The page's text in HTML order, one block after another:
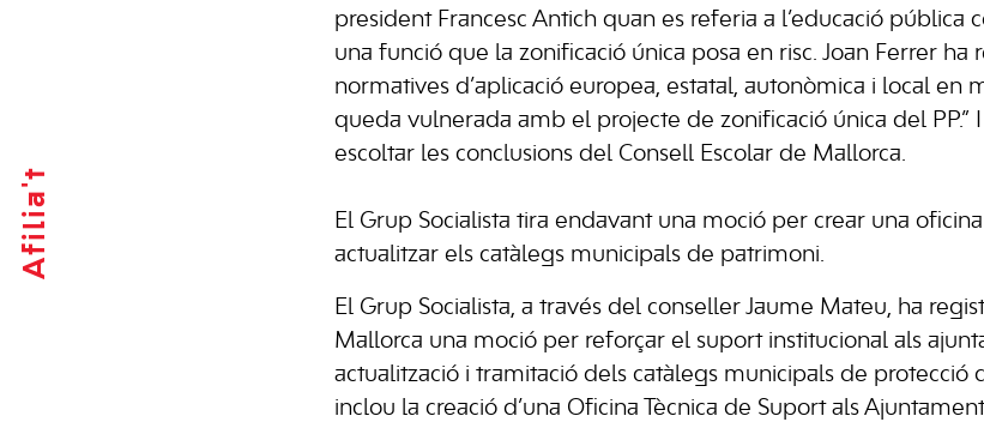
Afilia't
president Francesc Antich quan es referia a l’educació pública
una funció que la zonificació única posa en risc. Joan Ferrer ha
normatives d’aplicació europea, estatal, autonòmica i local en
queda vulnerada amb el projecte de zonificació única del PP.”
escoltar les conclusions del Consell Escolar de Mallorca.
El Grup Socialista tira endavant una moció per crear una
actualitzar els catàlegs municipals de patrimoni.
El Grup Socialista, a través del conseller Jaume Mateu, ha
Mallorca una moció per reforçar el suport institucional als
actualització i tramitació dels catàlegs municipals de protecció
inclou la creació d’una Oficina Tècnica de Suport als